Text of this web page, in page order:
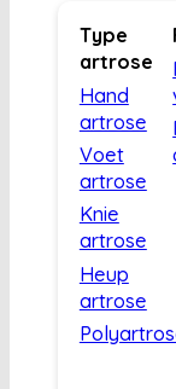
Type
artrose
Hand
artrose
Voet
artrose
Knie
artrose
Heup
artrose